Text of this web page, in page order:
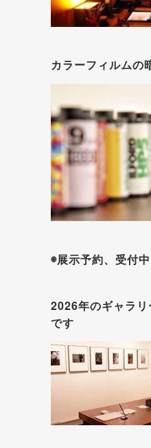
カラーフィルムの
◉展示予約、受付中
2026年のギャラ
です